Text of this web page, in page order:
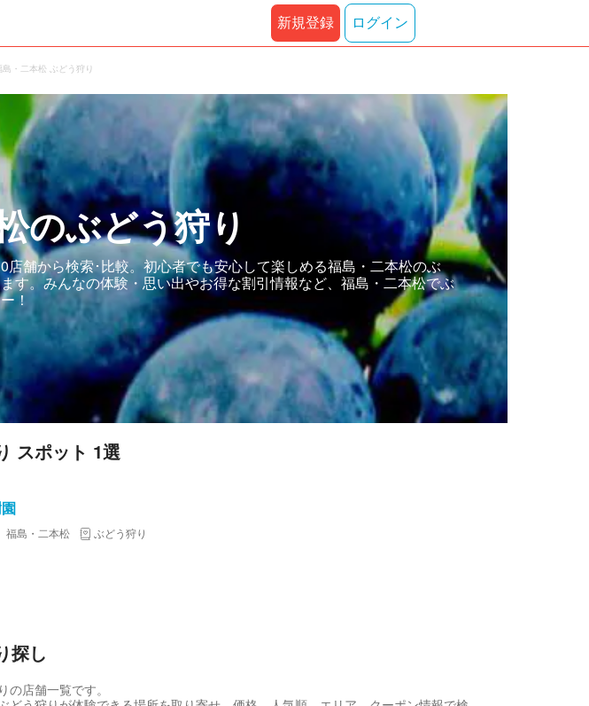
新規登録 ログイン
島・二本松 ぶどう狩り
のぶどう狩り
店舗から検索･比較。初心者でも安心して楽しめる福島・二本松のぶ
す。みんなの体験・思い出やお得な割引情報など、福島・二本松でぶ
！
スポット 1選
福島・二本松 ぶどう狩り
探し
店舗一覧です。